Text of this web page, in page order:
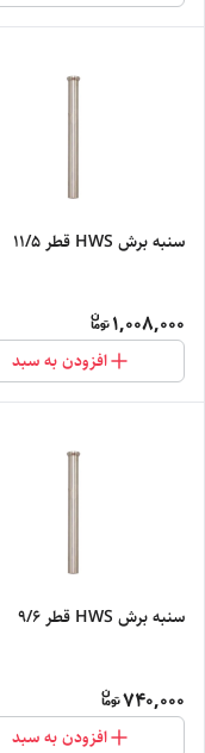
سنبه برش HWS قطر 11/5
1,008,000
افزودن به سبد
سنبه برش HWS قطر 9/6
740,000
افزودن به سبد